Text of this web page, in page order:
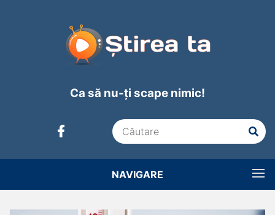
Ca să nu-ți scape nimic!
NAVIGARE